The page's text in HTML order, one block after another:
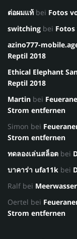
ต่อผมแท้ bei Fotos
switching bei Fotos
azino777-
Reptil 2018
Ethical Elephant
Reptil 2018
Martin bei
Strom entfernen
Simon bei
Strom entfernen
ทดลองเล่นสล็อต bei
บาคาร่า ufa11k bei
Ralf bei
Oertel bei
Strom entfernen